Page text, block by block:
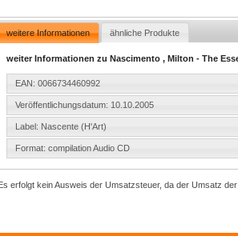
weitere Informationen ähnliche Produkte
weiter Informationen zu Nascimento , Milton - The
EAN: 0066734460992
Veröffentlichungsdatum: 10.10.2005
Label: Nascente (H'Art)
Format: compilation Audio CD
erfolgt kein Ausweis der Umsatzsteuer, da der Umsatz